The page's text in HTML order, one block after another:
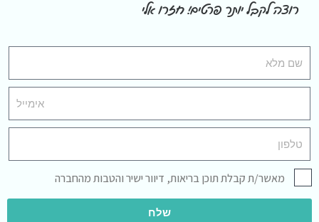
רוצה לקבל יותר פרטים! חזרו אלי
מאשר/ת קבלת תוכן בריאות, דיוור ישיר והטבות מהחברה
שלח